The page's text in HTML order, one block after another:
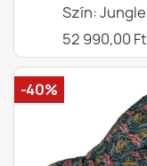
Szín: Jungle
52 990,00 Ft
-40%